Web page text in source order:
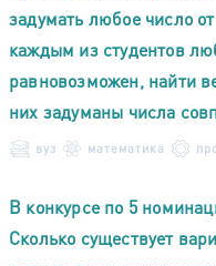
задумать любое число
каждым из студентов
равновозможен, найти
них задуманы числа
вуз математика
В конкурсе по 5
Сколько существует